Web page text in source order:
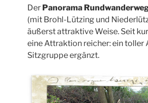
Der Panorama
(mit Brohl-Lützing und
äußerst attraktive Weise. Seit
eine Attraktion reicher: ein toller
Sitzgruppe ergänzt.